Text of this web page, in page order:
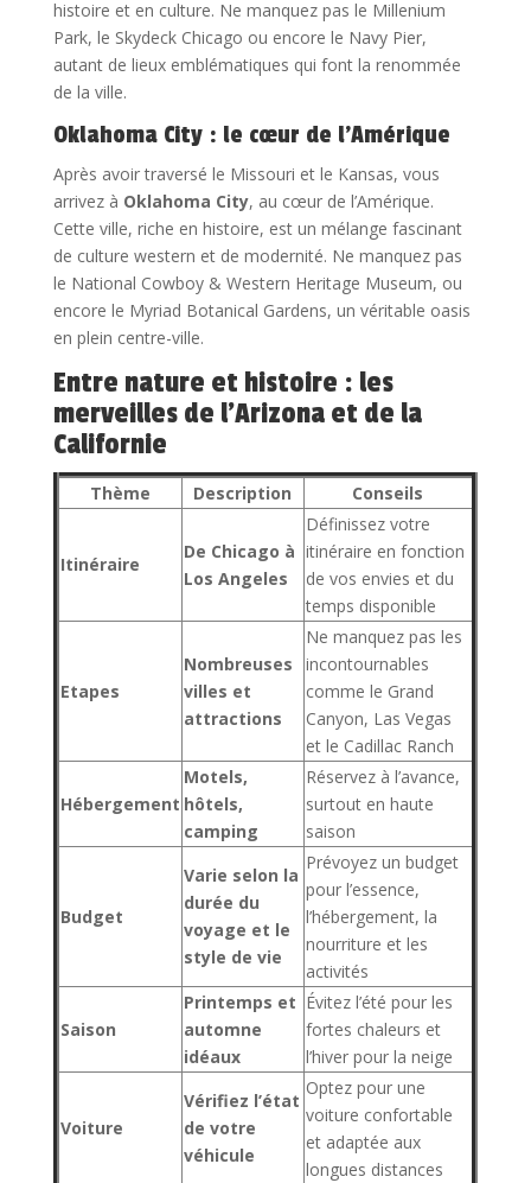
histoire et en culture. Ne manquez pas le Millenium
Park, le Skydeck Chicago ou encore le Navy Pier,
autant de lieux emblématiques qui font la renommée
de la ville.
Oklahoma City : le cœur de l’Amérique
Après avoir traversé le Missouri et le Kansas, vous
arrivez à Oklahoma City, au cœur de l’Amérique.
Cette ville, riche en histoire, est un mélange fascinant
de culture western et de modernité. Ne manquez pas
le National Cowboy & Western Heritage Museum, ou
encore le Myriad Botanical Gardens, un véritable oasis
en plein centre-ville.
Entre nature et histoire : les
merveilles de l’Arizona et de la
Californie
Thème Description Conseils
Itinéraire
De Chicago à
Los Angeles
Définissez votre
itinéraire en fonction
de vos envies et du
temps disponible
Etapes
Nombreuses
villes et
attractions
Ne manquez pas les
incontournables
comme le Grand
Canyon, Las Vegas
et le Cadillac Ranch
Hébergement
Motels,
hôtels,
camping
Réservez à l’avance,
surtout en haute
saison
Budget
Varie selon la
durée du
voyage et le
style de vie
Prévoyez un budget
pour l’essence,
l’hébergement, la
nourriture et les
activités
Saison
Printemps et
automne
idéaux
Évitez l’été pour les
fortes chaleurs et
l’hiver pour la neige
Voiture
Vérifiez l’état
de votre
véhicule
Optez pour une
voiture confortable
et adaptée aux
longues distances